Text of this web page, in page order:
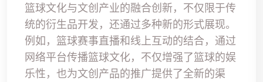
篮球文化与文创产业的融合创新，不仅限于传
统的衍生品开发，还通过多种新的形式展现。
例如，篮球赛事直播和线上互动的结合，通过
网络平台传播篮球文化，不仅增强了篮球的娱
乐性，也为文创产品的推广提供了全新的渠